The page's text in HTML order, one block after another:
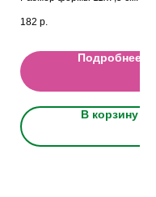
182 р.
Подробнее
В корзину